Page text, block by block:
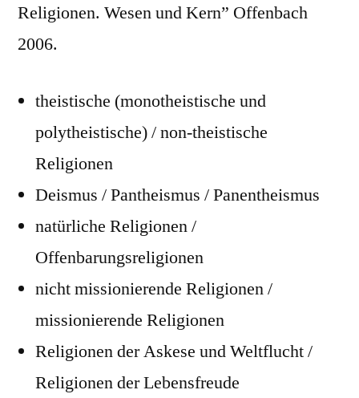
Religionen. Wesen und Kern” Offenbach
2006.
theistische (monotheistische und
polytheistische) / non-theistische
Religionen
Deismus / Pantheismus / Panentheismus
natürliche Religionen /
Offenbarungsreligionen
nicht missionierende Religionen /
missionierende Religionen
Religionen der Askese und Weltflucht /
Religionen der Lebensfreude